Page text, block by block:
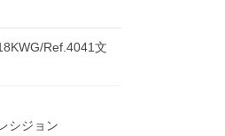
Ref.4041文
シジョン